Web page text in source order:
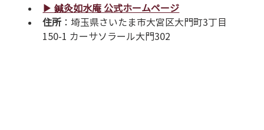
▶︎ 鍼灸如水庵 公式ホームページ
住所 ：埼玉県さいたま市大宮区大門町3丁目
150-1 カーサソラール大門302